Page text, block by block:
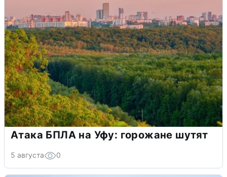
Атака БПЛА на Уфу: горожане шутят
5 августа 0